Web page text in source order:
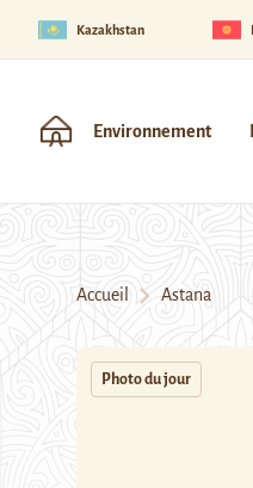
Kazakhstan
Environnement
Accueil Astana
Photo du jour